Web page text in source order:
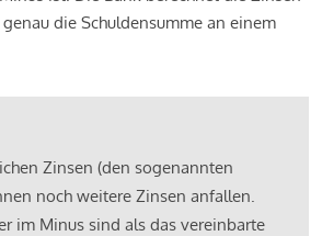
die Schuldensumme an einem
Zinsen (den sogenannten
noch weitere Zinsen anfallen.
im Minus sind als das vereinbarte